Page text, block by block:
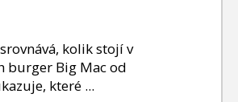
kolik stojí v
burger Big Mac od
které ...